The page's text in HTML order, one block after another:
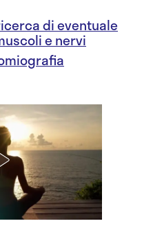
di eventuale
e nervi